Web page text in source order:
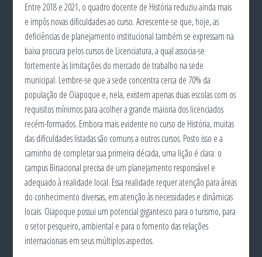
Entre 2018 e 2021, o quadro docente de História reduziu ainda mais
e impôs novas dificuldades ao curso. Acrescente-se que, hoje, as
deficiências de planejamento institucional também se expressam na
baixa procura pelos cursos de Licenciatura, a qual associa-se
fortemente às limitações do mercado de trabalho na sede
municipal. Lembre-se que a sede concentra cerca de 70% da
população de Oiapoque e, nela, existem apenas duas escolas com os
requisitos mínimos para acolher a grande maioria dos licenciados
recém-formados. Embora mais evidente no curso de História, muitas
das dificuldades listadas são comuns a outros cursos. Posto isso e a
caminho de completar sua primeira década, uma lição é clara: o
campus Binacional precisa de um planejamento responsável e
adequado à realidade local. Essa realidade requer atenção para áreas
do conhecimento diversas, em atenção às necessidades e dinâmicas
locais. Oiapoque possui um potencial gigantesco para o turismo, para
o setor pesqueiro, ambiental e para o fomento das relações
internacionais em seus múltiplos aspectos.